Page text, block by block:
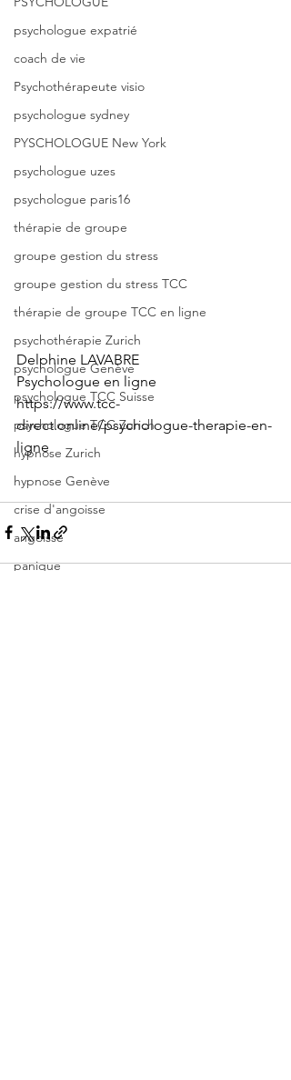
psychologue expatrié
coach de vie
Psychothérapeute visio
psychologue sydney
PYSCHOLOGUE New York
psychologue uzes
psychologue paris16
thérapie de groupe
groupe gestion du stress
groupe gestion du stress TCC
thérapie de groupe TCC en ligne
psychothérapie Zurich
psychologue Genève
psychologue TCC Suisse
psychologue TCC Zurich
hypnose Zurich
hypnose Genève
crise d'angoisse
angoisse
panique
Delphine LAVABRE
Psychologue en ligne
https://www.tcc-
direct.online/psychologue-therapie-en-
ligne